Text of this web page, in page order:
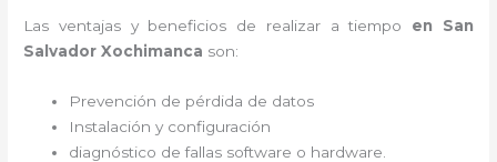
Las ventajas y beneficios de realizar a tiempo en San
Salvador Xochimanca son:
Prevención de pérdida de datos
Instalación y configuración
diagnóstico de fallas software o hardware